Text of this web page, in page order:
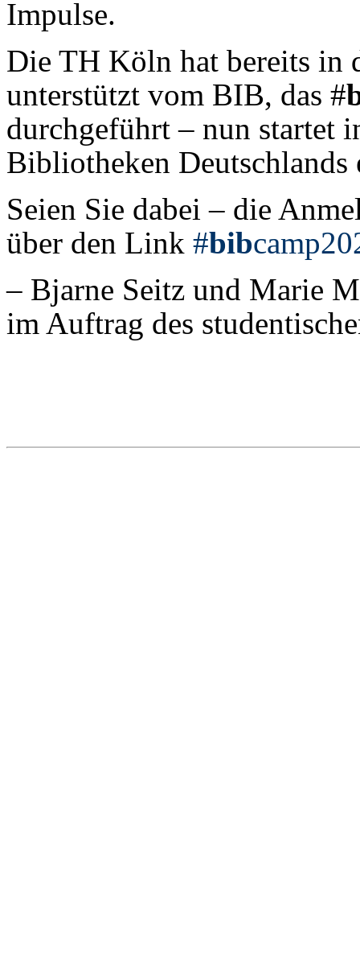
Impulse.
Die TH Köln hat bereits in
unterstützt vom BIB, das #
durchgeführt – nun startet
Bibliotheken Deutschlands
Seien Sie dabei – die
über den Link #bib
– Bjarne Seitz und Marie
im Auftrag des